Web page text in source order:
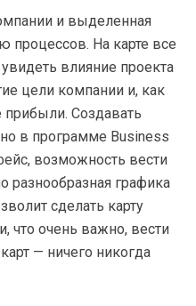
и выделенная
процессов. На карте все
влияние проекта
цели компании и, как
прибыли. Создавать
в программе Business
возможность вести
разнообразная графика
сделать карту
что очень важно, вести
— ничего никогда